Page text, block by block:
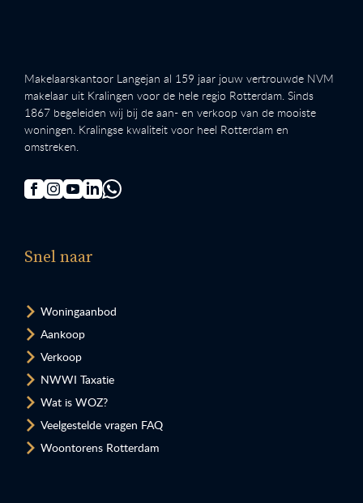
Makelaarskantoor Langejan al 159 jaar jouw vertrouwde NVM
makelaar uit Kralingen voor de hele regio Rotterdam. Sinds
1867 begeleiden wij bij de aan- en verkoop van de mooiste
woningen. Kralingse kwaliteit voor heel Rotterdam en
omstreken.
Snel naar
Woningaanbod
Aankoop
Verkoop
NWWI Taxatie
Wat is WOZ?
Veelgestelde vragen FAQ
Woontorens Rotterdam